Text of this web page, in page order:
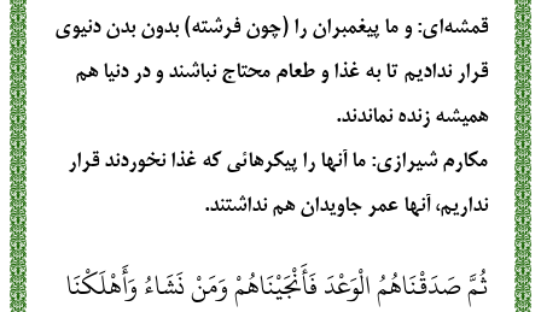
قمشه‌ای: و ما پیغمبران را (چون فرشته) بدون بدن دنیوی
قرار ندادیم تا به غذا و طعام محتاج نباشند و در دنیا هم
همیشه زنده نماندند.
مکارم شیرازی: ما آنها را پيكرهائي كه غذا نخوردند قرار
نداريم، آنها عمر جاويدان هم نداشتند.
ثُمَّ صَدَقْنَاهُمُ الْوَعْدَ فَأَنْجَيْنَاهُمْ وَمَنْ نَشَاءُ وَأَهْلَكْنَا